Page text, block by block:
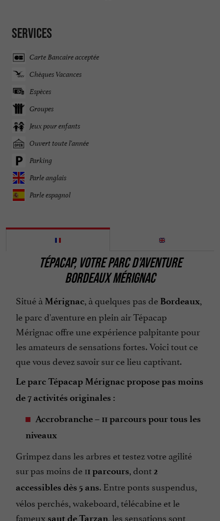
Services
Carte Bancaire acceptée
Chèques Vacances
Espèces
Groupes
Jeux pour enfants
Ouvert toute l'année
Parking
Parle anglais
Parle espagnol
TÉPACAP, VOTRE PARC D'AVENTURE
BORDEAUX MÉRIGNAC
Situé à Mérignac, à quelques pas de Bordeaux,
le parc d'aventure en plein air Tépacap
Mérignac offre une expérience palpitante pour
les amateurs de sensations fortes. Voici tout ce
que vous devez savoir sur ce lieu captivant.
Le parc Tépacap Mérignac propose pas moins
de 7 activités originales :
Accrobranche – 11 parcours pour tous les
niveaux
Grimpez dans les arbres et testez votre agilité
sur pas moins de 11 parcours, dont2
accessibles dès 5 ans. Entre ponts suspendus,
vélos perchés, wakeboard, télécabine et le
fameux saut de Tarzan, les sensations sont